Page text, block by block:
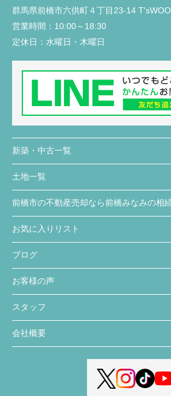
群馬県前橋市六供町４丁目23‐14
営業時間： 10:00～18:30
定休日： 水曜日・木曜日
新築・中古一覧
土地一覧
前橋市の不動産売却なら前橋みなみの相
お気に入りリスト
ブログ
お客様の声
スタッフ
会社概要